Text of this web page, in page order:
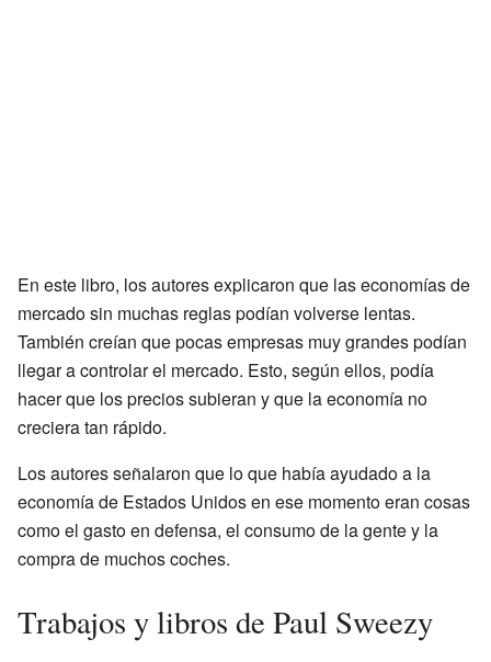
En este libro, los autores explicaron que las economías de
mercado sin muchas reglas podían volverse lentas.
También creían que pocas empresas muy grandes podían
llegar a controlar el mercado. Esto, según ellos, podía
hacer que los precios subieran y que la economía no
creciera tan rápido.
Los autores señalaron que lo que había ayudado a la
economía de Estados Unidos en ese momento eran cosas
como el gasto en defensa, el consumo de la gente y la
compra de muchos coches.
Trabajos y libros de Paul Sweezy